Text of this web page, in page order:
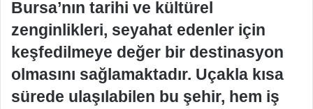
Bursa’nın tarihi ve kültürel
zenginlikleri, seyahat edenler için
keşfedilmeye değer bir destinasyon
olmasını sağlamaktadır. Uçakla kısa
sürede ulaşılabilen bu şehir, hem iş